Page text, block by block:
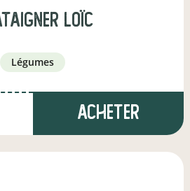
Loïc
légumes
Acheter